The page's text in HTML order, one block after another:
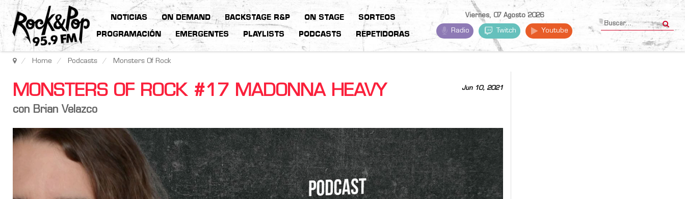
NOTICIAS ON DEMAND BACKSTAGE R&P ON STAGE SORTEOS
PROGRAMACIÓN EMERGENTES PLAYLISTS PODCASTS REPETIDORAS
Viernes, 07 Agosto 2026
Radio Twitch Youtube
Home Podcasts Monsters Of Rock
Jun 10, 2021
MONSTERS OF ROCK #17 MADONNA HEAVY
con Brian Velazco